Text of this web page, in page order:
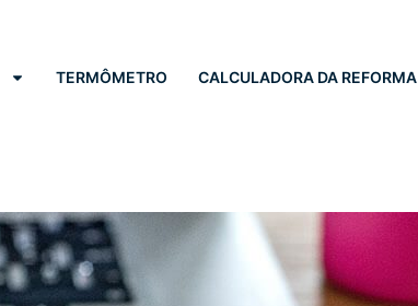
TERMÔMETRO CALCULADORA DA REFORMA